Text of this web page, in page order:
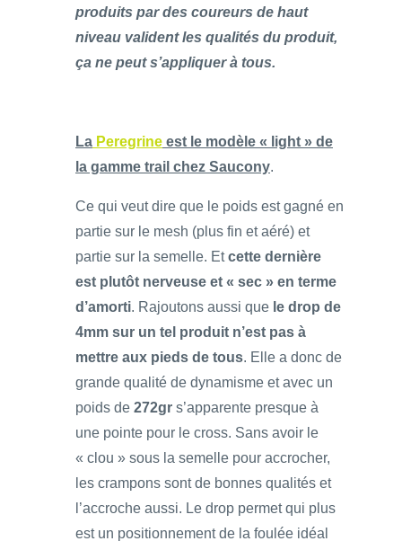
produits par des coureurs de haut
niveau valident les qualités du produit,
ça ne peut s’appliquer à tous.
La Peregrine est le modèle « light » de
la gamme trail chez Saucony.
Ce qui veut dire que le poids est gagné en
partie sur le mesh (plus fin et aéré) et
partie sur la semelle. Etcette dernière
est plutôt nerveuse et « sec » en terme
d’amorti. Rajoutons aussi que le drop de
4mm sur un tel produit n’est pas à
mettre aux pieds de tous. Elle a donc de
grande qualité de dynamisme et avec un
poids de 272gr s’apparente presque à
une pointe pour le cross. Sans avoir le
« clou » sous la semelle pour accrocher,
les crampons sont de bonnes qualités et
l’accroche aussi. Le drop permet qui plus
est un positionnement de la foulée idéal